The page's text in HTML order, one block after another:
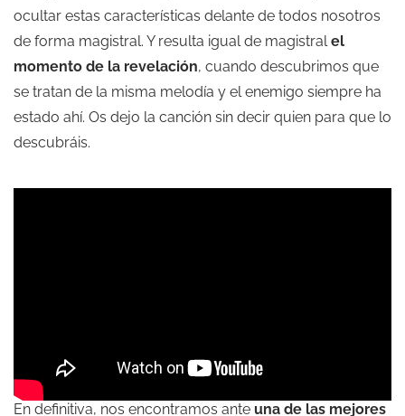
ocultar estas características delante de todos nosotros
de forma magistral. Y resulta igual de magistral el
momento de la revelación, cuando descubrimos que
se tratan de la misma melodía y el enemigo siempre ha
estado ahí. Os dejo la canción sin decir quien para que lo
descubráis.
En definitiva, nos encontramos ante una de las mejores